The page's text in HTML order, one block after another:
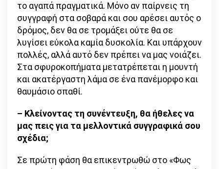
το αγαπά πραγματικά. Μόνο αν παίρνεις τη
συγγραφή στα σοβαρά και σου αρέσει αυτός ο
δρόμος, δεν θα σε τρομάξει ούτε θα σε
λυγίσει εύκολα καμία δυσκολία. Και υπάρχουν
πολλές, αλλά αυτό δεν πρέπει να μας νοιάζει.
Στα σφυροκοπήματα μετατρέπεται η μουντή
και ακατέργαστη λάμα σε ένα πανέμορφο και
θαυμάσιο σπαθί.
– Κλείνοντας τη συνέντευξη, θα ήθελες να
μας πεις για τα μελλοντικά συγγραφικά σου
σχέδια;
Σε πρώτη φάση θα επικεντρωθώ στο «Φως